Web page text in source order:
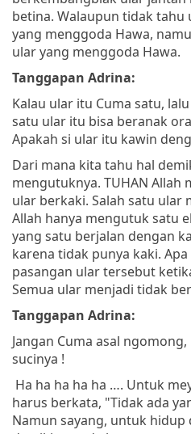
betina. Walaupun tidak tahu
yang menggoda Hawa,
ular yang menggoda Hawa.
Tanggapan Adrina:
Kalau ular itu Cuma satu,
satu ular itu bisa beranak
Apakah si ular itu kawin
Dari mana kita tahu hal
mengutuknya. TUHAN Allah
ular berkaki. Salah satu ular
Allah hanya mengutuk satu
yang satu berjalan dengan
karena tidak punya kaki.
pasangan ular tersebut
Semua ular menjadi tidak
Tanggapan Adrina:
Jangan Cuma asal
sucinya !
Ha ha ha ha ha …. Untuk
harus berkata, "Tidak ada
Namun sayang, untuk hidup